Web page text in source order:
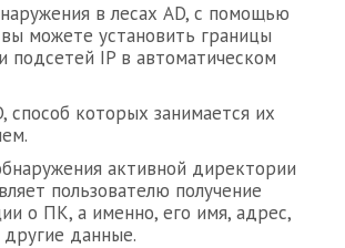
в лесах AD, с помощью
можете установить границы
подсетей IP в автоматическом
способ которых занимается их
активной директории
пользователю получение
о ПК, а именно, его имя, адрес,
другие данные.